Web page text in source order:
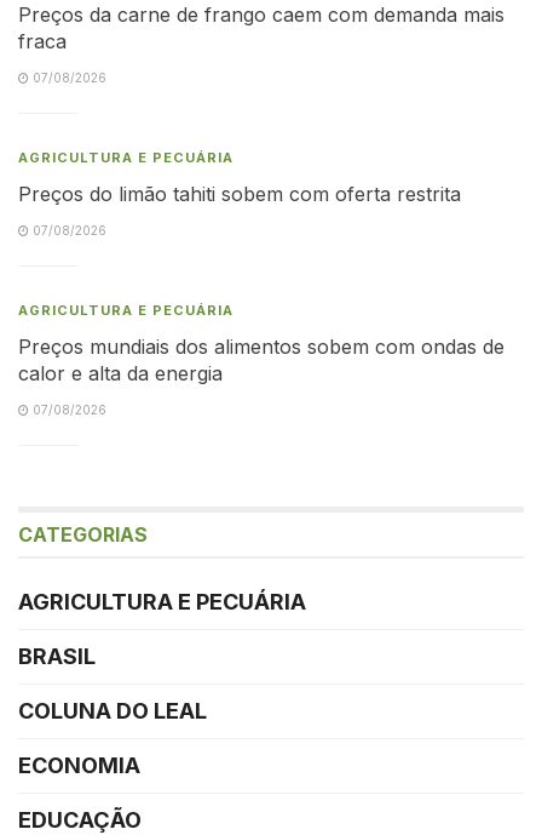
Preços da carne de frango caem com demanda mais
fraca
07/08/2026
AGRICULTURA E PECUÁRIA
Preços do limão tahiti sobem com oferta restrita
07/08/2026
AGRICULTURA E PECUÁRIA
Preços mundiais dos alimentos sobem com ondas de
calor e alta da energia
07/08/2026
CATEGORIAS
AGRICULTURA E PECUÁRIA
BRASIL
COLUNA DO LEAL
ECONOMIA
EDUCAÇÃO